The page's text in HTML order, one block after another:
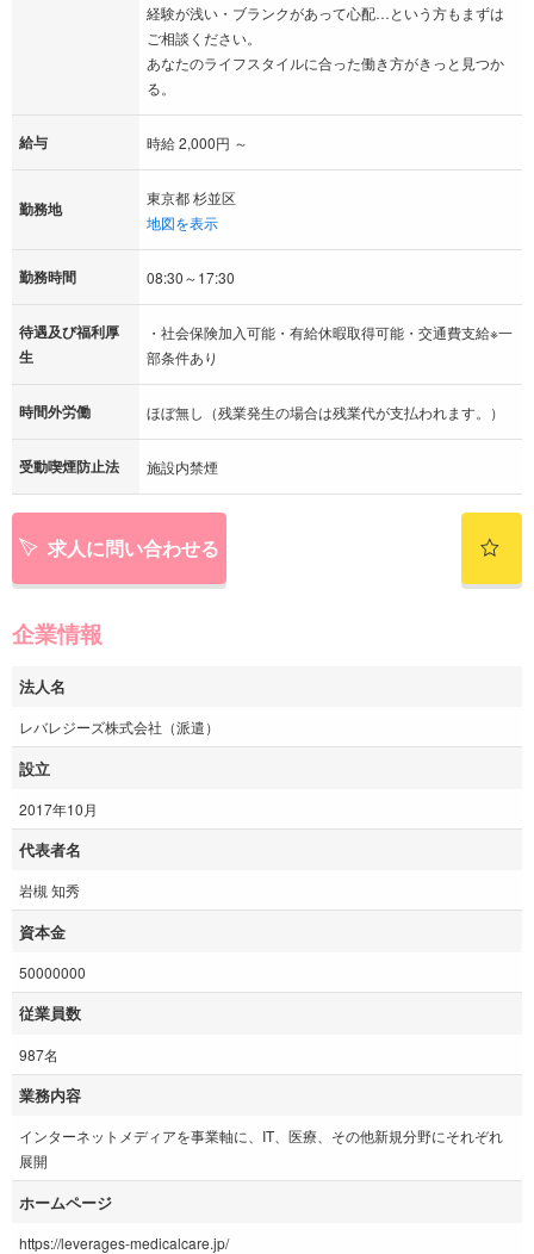
経験が浅い・ブランクがあって心配…という方もまずは
ご相談ください。
あなたのライフスタイルに合った働き方がきっと見つか
る。
給与 時給 2,000円 ～
勤務地
東京都 杉並区
地図を表示
勤務時間 08:30～17:30
待遇及び福利厚
生
・社会保険加入可能・有給休暇取得可能・交通費支給※一
部条件あり
時間外労働 ほぼ無し（残業発生の場合は残業代が支払われます。）
受動喫煙防止法 施設内禁煙
求人に問い合わせる
企業情報
法人名
レバレジーズ株式会社（派遣）
設立
2017年10月
代表者名
岩槻 知秀
資本金
50000000
従業員数
987名
業務内容
インターネットメディアを事業軸に、IT、医療、その他新規分野にそれぞれ
展開
ホームページ
https://leverages-medicalcare.jp/